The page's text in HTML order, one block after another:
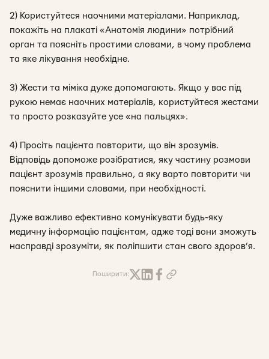
2) Користуйтеся наочними матеріалами. Наприклад,
покажіть на плакаті «Анатомія людини» потрібний
орган та поясніть простими словами, в чому проблема
та яке лікування необхідне.
3) Жести та міміка дуже допомагають. Якщо у вас під
рукою немає наочних матеріалів, користуйтеся жестами
та просто розказуйте усе «на пальцях».
4) Просіть пацієнта повторити, що він зрозумів.
Відповідь допоможе розібратися, яку частину розмови
пацієнт зрозумів правильно, а яку варто повторити чи
пояснити іншими словами, при необхідності.
Дуже важливо ефективно комунікувати будь-яку
медичну інформацію пацієнтам, адже тоді вони зможуть
насправді зрозуміти, як поліпшити стан свого здоров’я.
Поширити: